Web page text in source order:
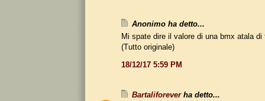
Anonimo ha detto...
Mi spate dire il valore di una bmx atala di
(Tutto originale)
18/12/17 5:59 PM
Bartaliforeverha detto...